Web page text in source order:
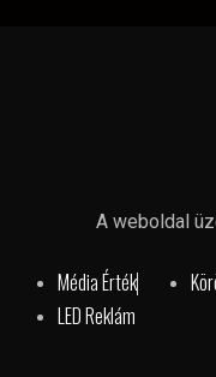
A weboldal
Média Érték
LED Reklám